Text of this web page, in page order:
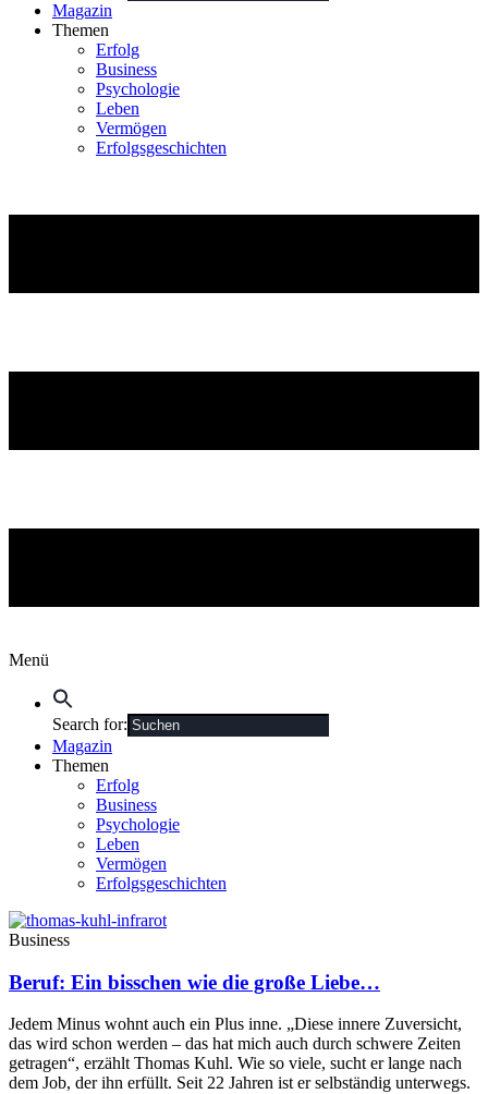
Magazin
Themen
Erfolg
Business
Psychologie
Leben
Vermögen
Erfolgsgeschichten
Menü
Search for:
Magazin
Themen
Erfolg
Business
Psychologie
Leben
Vermögen
Erfolgsgeschichten
Business
Beruf: Ein bisschen wie die große Liebe…
Jedem Minus wohnt auch ein Plus inne. „Diese innere Zuversicht,
das wird schon werden – das hat mich auch durch schwere Zeiten
getragen“, erzählt Thomas Kuhl. Wie so viele, sucht er lange nach
dem Job, der ihn erfüllt. Seit 22 Jahren ist er selbständig unterwegs.